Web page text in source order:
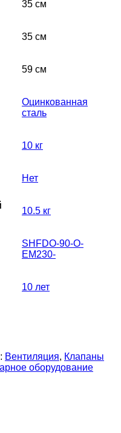
35 см
35 см
59 см
Оцинкованная
сталь
10 кг
Нет
10.5 кг
SHFDO-90-O-
EM230-
10 лет
Вентиляция, Клапаны
оборудование